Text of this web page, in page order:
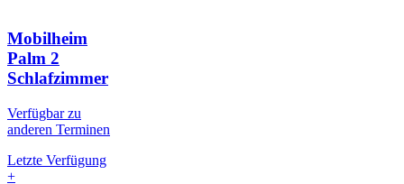
Mobilheim
Palm 2
Schlafzimmer
Verfügbar zu
anderen Terminen
Letzte Verfügung
+